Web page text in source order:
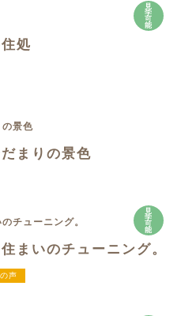
見
学
可
能
処
まりの景色
見
学
可
能
まいのチューニング。
声